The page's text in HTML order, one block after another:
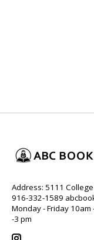
Address: 5111
916-332-1589
Monday - Friday
-3 pm